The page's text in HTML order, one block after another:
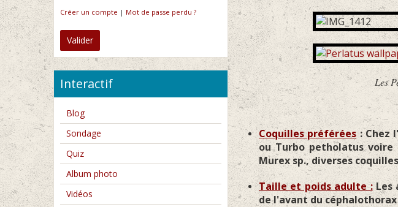
Les Perlatus ont un instinct
Coquilles préférées : Chez
ou Turbo petholatus voire
Murex sp., diverses
Taille et poids adulte : Les
de l'avant du céphalothorax
Créer un compte | Mot de passe perdu ?
Valider
Interactif
Blog
Sondage
Quiz
Album photo
Vidéos